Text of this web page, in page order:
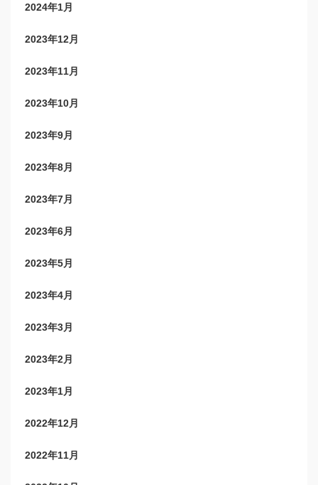
2024年1月
2023年12月
2023年11月
2023年10月
2023年9月
2023年8月
2023年7月
2023年6月
2023年5月
2023年4月
2023年3月
2023年2月
2023年1月
2022年12月
2022年11月